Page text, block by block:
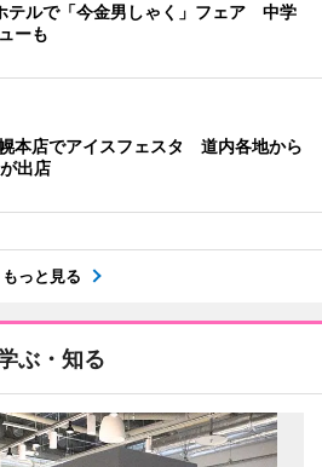
テルで「今金男しゃく」フェア 中学
ーも
本店でアイスフェスタ 道内各地から
出店
もっと見る
ぶ・知る